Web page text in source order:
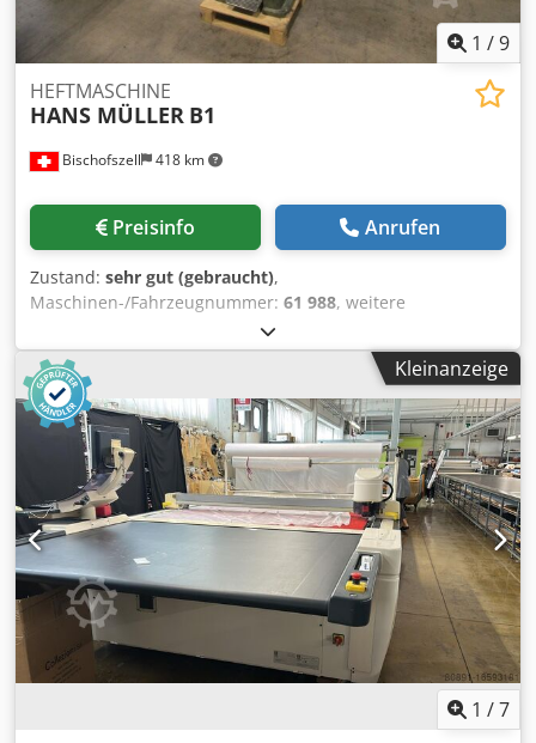
1 /9
Bischofszell 418 km
HEFTMASCHINE
HANS MÜLLER B1
Preisinfo Anrufen
Zustand: sehr gut (gebraucht),
Maschinen-/Fahrzeugnummer: 61 988, weitere
MASCHINEN / ERSATZTEILE & MASCHINEKOMPONENTE
dieser Art sind in unserem Lager verfügbar. AUF ANFRAGE
Chodpfx Apop H Tkio Eoa
Kleinanzeige
1 /7